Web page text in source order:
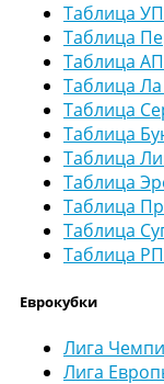
Таблица
Таблица
Таблица
Таблица
Таблица
Таблица
Таблица
Таблица
Таблица
Таблица
Таблица
Еврокубки
Лига
Лига